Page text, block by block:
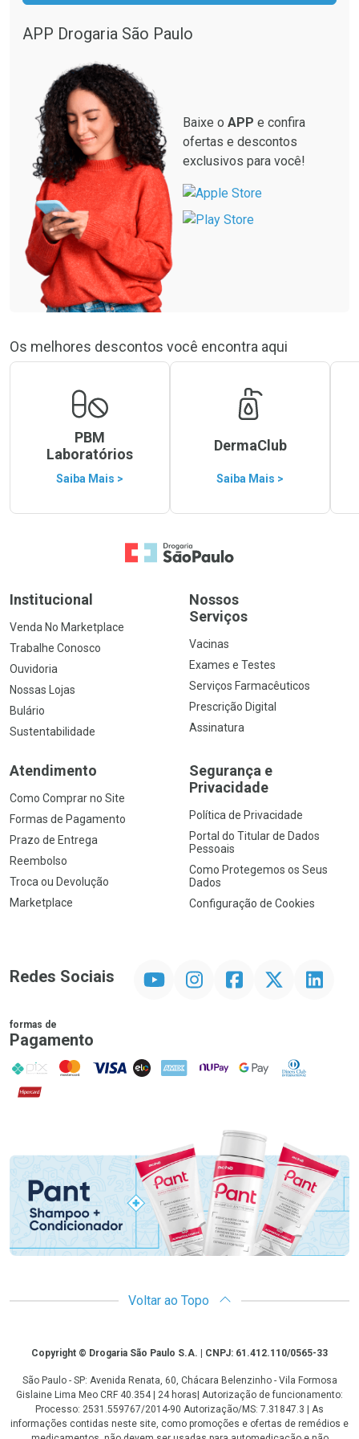
APP Drogaria São Paulo
Baixe o APP e confira
ofertas e descontos
exclusivos para você!
Os melhores descontos você encontra aqui
PBM
Laboratórios
Saiba Mais >
DermaClub
Saiba Mais >
Ir para a Home
Institucional
Venda No Marketplace
Trabalhe Conosco
Ouvidoria
Nossas Lojas
Bulário
Sustentabilidade
Nossos
Serviços
Vacinas
Exames e Testes
Serviços Farmacêuticos
Prescrição Digital
Assinatura
Atendimento
Como Comprar no Site
Formas de Pagamento
Prazo de Entrega
Reembolso
Troca ou Devolução
Marketplace
Segurança e
Privacidade
Política de Privacidade
Portal do Titular de Dados
Pessoais
Como Protegemos os Seus
Dados
Configuração de Cookies
Redes Sociais InstagramFacebookTwitter Linkedin
formas de
Pagamento
PIX MasterCard
VISA ELO AMEX NuPay Google PayDiners Club
Hipercard
Promoção em Destaque
Voltar ao Topo
CopyrightCopyright © Drogaria São Paulo S.A. | CNPJ: 61.412.110/0565-33
São Paulo - SP: Avenida Renata, 60, Chácara Belenzinho - Vila Formosa
Gislaine Lima Meo CRF 40.354 | 24 horas| Autorização de funcionamento:
Processo: 2531.559767/2014-90 Autorização/MS: 7.31847.3 | As
informações contidas neste site, como promoções e ofertas de remédios e